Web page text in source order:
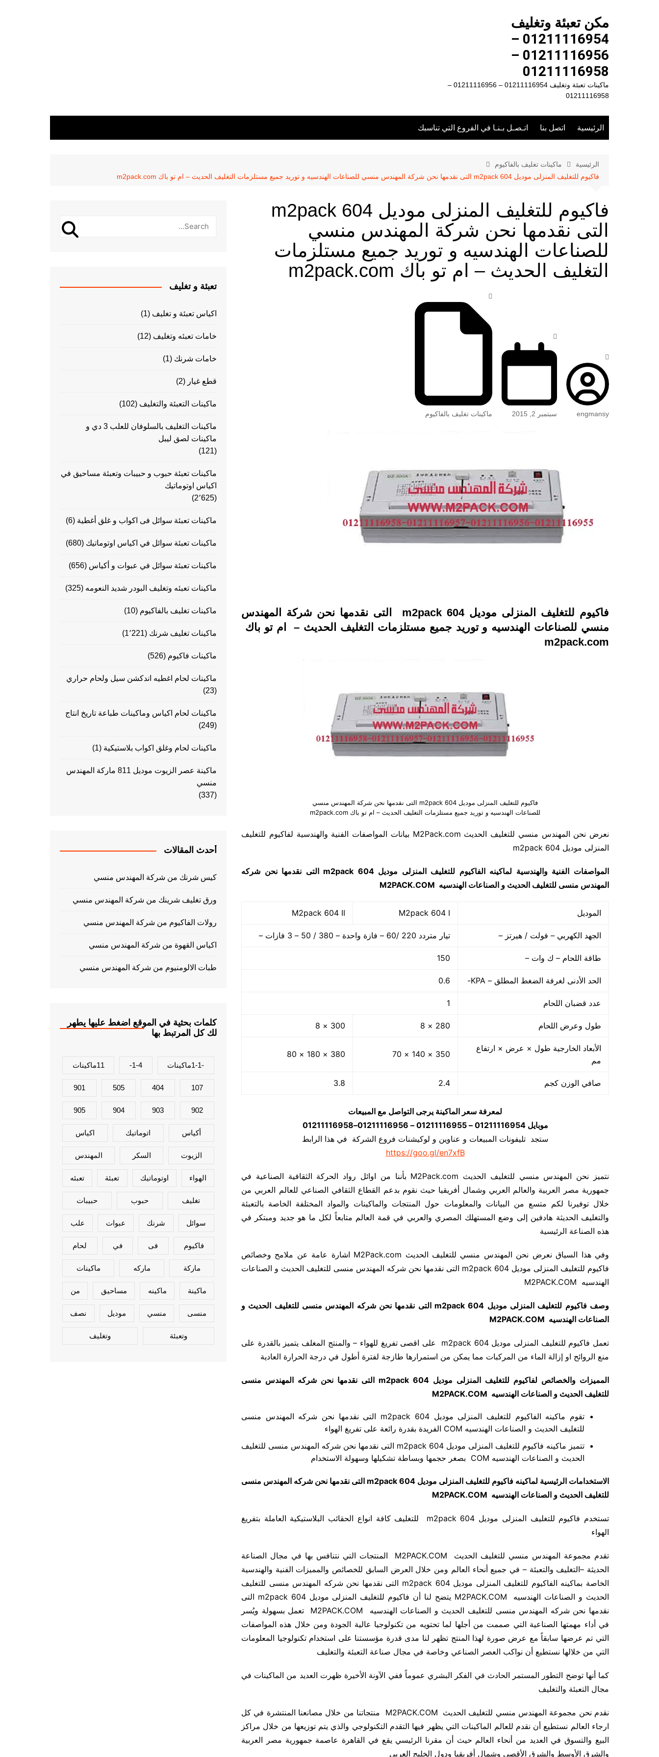
مكن تعبئة وتغليف
01211116954 –
01211116956 –
01211116958
ماكينات تعبئة وتغليف 01211116954 – 01211116956 –
01211116958
الرئيسية اتصل بنا اتـصـل بـنـا في الفروع التي تناسبك
الرئيسية
ماكينات تغليف بالفاكيوم
فاكيوم للتغليف المنزلى موديل m2pack 604 التى نقدمها نحن شركة المهندس منسي للصناعات الهندسيه و توريد جميع مستلزمات التغليف الحديث – ام تو باك m2pack.com
فاكيوم للتغليف المنزلى موديل m2pack 604
التى نقدمها نحن شركة المهندس منسي
للصناعات الهندسيه و توريد جميع مستلزمات
التغليف الحديث – ام تو باك m2pack.com
engmansy سبتمبر 2, 2015 ماكينات تغليف بالفاكيوم
فاكيوم للتغليف المنزلى موديلm2pack 604
التى نقدمها نحن شركة المهندس
منسي للصناعات الهندسيه و توريد جميع مستلزمات التغليف الحديث – ام تو باك
m2pack.com
فاكيوم للتغليف المنزلى موديل m2pack 604 التى نقدمها نحن شركة المهندس منسي
للصناعات الهندسيه و توريد جميع مستلزمات التغليف الحديث – ام تو باك m2pack.com
نعرض نحن المهندس منسي للتغليف الحديث M2Pack.com بيانات المواصفات الفنية والهندسية لفاكيوم للتغليف
المنزلى موديل m2pack 604
المواصفات الفنية والهندسية لماكينه الفاكيوم للتغليف المنزلى موديلm2pack 604 التى نقدمها نحن شركه
المهندس منسى للتغليف الحديث و الصناعات الهندسيه M2PACK.COM
الموديل M2pack 604 I
M2pack 604 II
الجهد الكهربي – فولت / هيرتز – تيار متردد 220 /60 – فازة واحدة – 380 / 50 – 3 فازات –
طاقة اللحام – ك وات – 150
الحد الأدنى لغرفة الضغط المطلق – KPA- 0.6
عدد قضبان اللحام 1
طول وعرض اللحام 280 × 8
300 × 8
الأبعاد الخارجية طول × عرض × ارتفاع
مم
350 × 140 × 70
380 × 180 × 80
صافي الوزن كجم 2.4
3.8
لمعرفة سعر الماكينة يرجى التواصل مع المبيعات
موبايل 01211116954 – 01211116955 – 01211116956–01211116958
ستجد تليفونات المبيعات و عناوين و لوكيشنات فروع الشركة في هذا الرابط
https://goo.gl/en7xfB
نتميز نحن المهندس منسي للتغليف الحديث M2Pack.com بأننا من اوائل رواد الحركة الثقافية الصناعية في
جمهورية مصر العربية والعالم العربي وشمال أفريقيا حيث نقوم بدعم القطاع الثقافي الصناعي للعالم العربي من
خلال توفيرنا لكم متسع من البيانات والمعلومات حول المنتجات والماكينات والمواد المختلفة الخاصة بالتعبئة
والتغليف الحديثة هادفين إلى وضع المستهلك المصري والعربي في قمة العالم متابعاً لكل ما هو جديد ومبتكر في
هذه الصناعة الرئيسية
وفي هذا السياق نعرض نحن المهندس منسي للتغليف الحديث M2Pack.com اشارة عامة عن ملامح وخصائص
فاكيوم للتغليف المنزلى موديل m2pack 604 التى نقدمها نحن شركه المهندس منسى للتغليف الحديث و الصناعات
الهندسيه M2PACK.COM
وصف فاكيوم للتغليف المنزلى موديل m2pack 604 التى نقدمها نحن شركه المهندس منسى للتغليف الحديث و
الصناعات الهندسيه M2PACK.COM
تعمل فاكيوم للتغليف المنزلى موديل m2pack 604 على اقصى تفريغ للهواء – والمنتج المغلف يتميز بالقدرة على
منع الروائح او إزالة الماء من المركبات مما يمكن من استمرارها طازجة لفترة أطول في درجة الحرارة العادية
المميزات والخصائص لفاكيوم للتغليف المنزلى موديل m2pack 604 التى نقدمها نحن شركه المهندس منسى
للتغليف الحديث و الصناعات الهندسيه M2PACK.COM
تقوم ماكينه الفاكيوم للتغليف المنزلى موديل m2pack 604 التى نقدمها نحن شركه المهندس منسى
للتغليف الحديث و الصناعات الهندسيه COM الفريدة بقدرة رائعة على تفريغ الهواء
تتميز ماكينه فاكيوم للتغليف المنزلى موديل m2pack 604 التى نقدمها نحن شركه المهندس منسى للتغليف
الحديث و الصناعات الهندسيه COM بصغر حجمها وبساطة تشكيلها وسهولة الاستخدام
الاستخدامات الرئيسية لماكينه فاكيوم للتغليف المنزلى موديل m2pack 604 التى نقدمها نحن شركه المهندس منسى
للتغليف الحديث و الصناعات الهندسيه M2PACK.COM
تستخدم فاكيوم للتغليف المنزلى موديل m2pack 604 للتغليف كافة انواع الحقائب البلاستيكية العاملة بتفريغ
الهواء
تقدم مجموعة المهندس منسي للتغليف الحديث M2PACK.COM المنتجات التي نتنافس بها في مجال الصناعة
الحديثة –التغليف والتعبئة – في جميع أنحاء العالم ومن خلال العرض السابق للخصائص والمميزات الفنية والهندسية
الخاصة بماكينه الفاكيوم للتغليف المنزلى موديل m2pack 604 التى نقدمها نحن شركه المهندس منسى للتغليف
الحديث و الصناعات الهندسيه M2PACK.COM يتضح لنا أن فاكيوم للتغليف المنزلى موديل m2pack 604 التى
نقدمها نحن شركه المهندس منسى للتغليف الحديث و الصناعات الهندسيه M2PACK.COM تعمل بسهولة ويُسر
في أداء مهمتها الصناعية التي صممت من أجلها لما تحتويه من تكنولوجيا عالية الجودة ومن خلال هذه المواصفات
التي تم عرضها سابقاً مع عرض صورة لهذا المنتج تظهر لنا مدى قدرة مؤسستنا على استخدام تكنولوجيا المعلومات
التي من خلالها نستطيع أن نواكب العصر الصناعي وخاصة في مجال صناعة التعبئة والتغليف
كما أنها توضح التطور المستمر الحادث في الفكر البشري عموماً ففي الآونة الأخيرة ظهرت العديد من الماكينات في
مجال التعبئة والتغليف
نقدم نحن مجموعة المهندس منسي للتغليف الحديث M2PACK.COM منتجاتنا من خلال مصانعنا المنتشرة في كل
ارجاء العالم نستطيع أن نقدم للعالم الماكينات التي يظهر فيها التقدم التكنولوجي والذي يتم توزيعها من خلال مراكز
البيع والتسوق في العديد من أنحاء العالم حيث أن مقرنا الرئيسي يقع في القاهرة عاصمة جمهورية مصر العربية
والشرق الأوسط والشرق الأقصى وشمال أفريقيا ودول الخليج العربي
تعبئة و تغليف
اكياس تعبئة و تغليف (1)
خامات تعبئه وتغليف (12)
خامات شرنك (1)
قطع غيار (2)
ماكينات التعبئة والتغليف (102)
ماكينات التغليف بالسلوفان للعلب 3 دي و
ماكينات لصق ليبل
(121)
ماكينات تعبئة حبوب و حبيبات وتعبئة مساحيق في
اكياس اوتوماتيك
(2٬625)
ماكينات تعبئة سوائل فى اكواب و غلق أغطية (6)
ماكينات تعبئة سوائل في اكياس اوتوماتيك (680)
ماكينات تعبئة سوائل في عبوات و أكياس (656)
ماكينات تعبئه وتغليف البودر شديد النعومه (325)
ماكينات تغليف بالفاكيوم (10)
ماكينات تغليف شرنك (1٬221)
ماكينات فاكيوم (526)
ماكينات لحام اغطيه اندكشن سيل ولحام حراري
(23)
ماكينات لحام اكياس وماكينات طباعة تاريخ انتاج
(249)
ماكينات لحام وغلق اكواب بلاستيكية (1)
ماكينة عصر الزيوت موديل 811 ماركة المهندس
منسي
(337)
أحدث المقالات
كيس شرنك من شركة المهندس منسي
ورق تغليف شرينك من شركة المهندس منسي
رولات الفاكيوم من شركة المهندس منسي
اكياس القهوة من شركة المهندس منسي
طبات الالومنيوم من شركة المهندس منسي
كلمات بحثية في الموقع اضغط عليها يطهر
لك كل المرتبط بها
-1-1ماكينات 1-4- 11ماكينات
107
404
505
901
902
903
904
905
أكياس اتوماتيك اكياس
الزيوت السكر المهندس
الهواء اوتوماتيك تعبئة تعبئه
تغليف حبوب حبيبات
سوائل شرنك عبوات علب
فاكيوم فى في لحام
ماركة ماركه ماكينات
ماكينة ماكينه مساحيق من
منسى منسي موديل نصف
وتعبئة وتغليف